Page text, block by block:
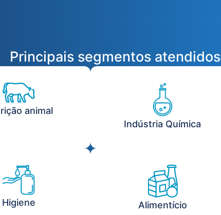
Principais segmentos atendidos
animal
Indústria Química
Higiene Alimentício